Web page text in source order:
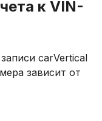
к VIN-
carVertical
зависит от